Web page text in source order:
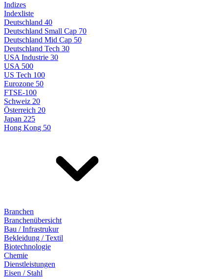
Indizes
Indexliste
Deutschland 40
Deutschland Small Cap 70
Deutschland Mid Cap 50
Deutschland Tech 30
USA Industrie 30
USA 500
US Tech 100
Eurozone 50
FTSE-100
Schweiz 20
Österreich 20
Japan 225
Hong Kong 50
Branchen
Branchenübersicht
Bau / Infrastrukur
Bekleidung / Textil
Biotechnologie
Chemie
Dienstleistungen
Eisen / Stahl